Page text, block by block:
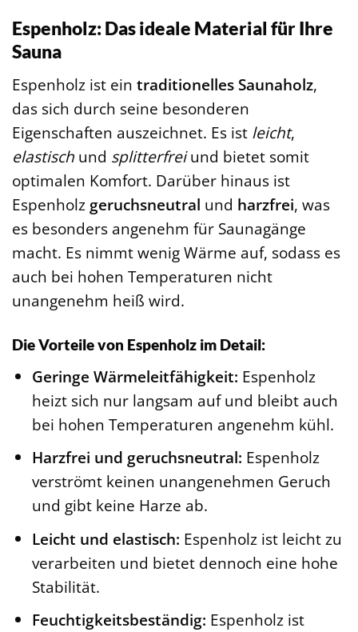
Espenholz: Das ideale Material für Ihre
Sauna
Espenholz ist ein traditionelles Saunaholz,
das sich durch seine besonderen
Eigenschaften auszeichnet. Es ist leicht,
elastisch und splitterfreiund bietet somit
optimalen Komfort. Darüber hinaus ist
Espenholz geruchsneutral und harzfrei, was
es besonders angenehm für Saunagänge
macht. Es nimmt wenig Wärme auf, sodass es
auch bei hohen Temperaturen nicht
unangenehm heiß wird.
Die Vorteile von Espenholz im Detail:
Geringe Wärmeleitfähigkeit: Espenholz
heizt sich nur langsam auf und bleibt auch
bei hohen Temperaturen angenehm kühl.
Harzfrei und geruchsneutral: Espenholz
verströmt keinen unangenehmen Geruch
und gibt keine Harze ab.
Leicht und elastisch: Espenholz ist leicht zu
verarbeiten und bietet dennoch eine hohe
Stabilität.
Feuchtigkeitsbeständig: Espenholz ist